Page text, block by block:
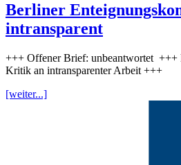
Berliner
intransparent
+++ Offener Brief: unbeantwortet +++
Kritik an intransparenter Arbeit +++
[weiter...]